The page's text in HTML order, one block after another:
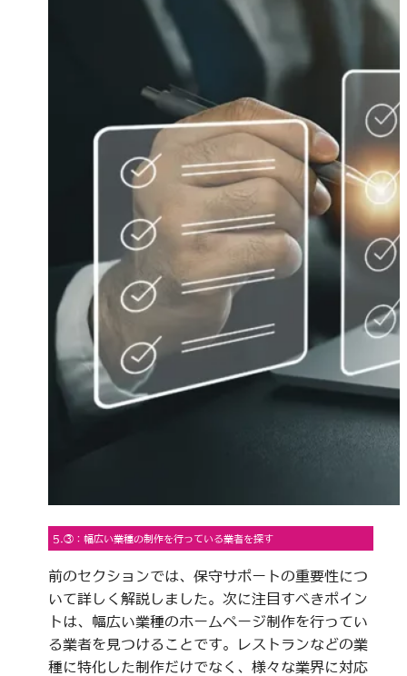
5.③：幅広い業種の制作を行っている業者を探す
前のセクションでは、保守サポートの重要性につ
いて詳しく解説しました。次に注目すべきポイン
トは、幅広い業種のホームページ制作を行ってい
る業者を見つけることです。レストランなどの業
種に特化した制作だけでなく、様々な業界に対応